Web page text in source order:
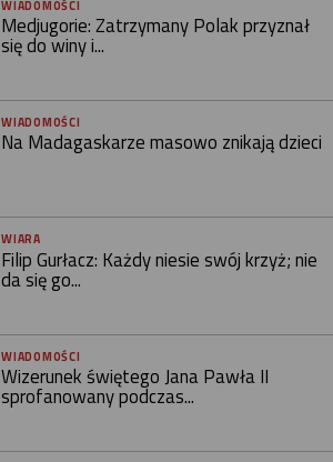
WIADOMOŚCI
Medjugorie: Zatrzymany Polak przyznał
się do winy i...
WIADOMOŚCI
Na Madagaskarze masowo znikają dzieci
WIARA
Filip Gurłacz: Każdy niesie swój krzyż; nie
da się go...
WIADOMOŚCI
Wizerunek świętego Jana Pawła II
sprofanowany podczas...